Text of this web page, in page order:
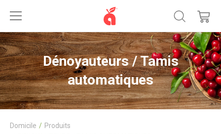
Dénoyauteurs / Tamis
automatiques
Domicile
Produits